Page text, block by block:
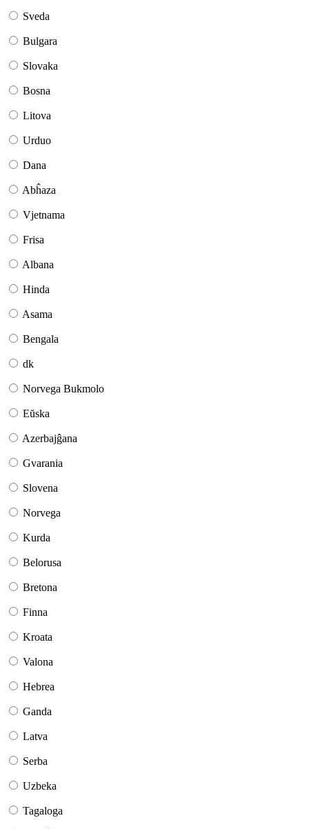
Sveda
Bulgara
Slovaka
Bosna
Litova
Urduo
Dana
Abĥaza
Vjetnama
Frisa
Albana
Hinda
Asama
Bengala
dk
Norvega Bukmolo
Eŭska
Azerbajĝana
Gvarania
Slovena
Norvega
Kurda
Belorusa
Bretona
Finna
Kroata
Valona
Hebrea
Ganda
Latva
Serba
Uzbeka
Tagaloga